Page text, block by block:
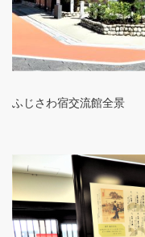
ふじさわ宿交流館全景